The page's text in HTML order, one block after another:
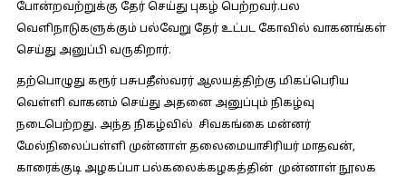
போன்றவற்றுக்கு தேர் செய்து புகழ் பெற்றவர்.பல
வெளிநாடுகளுக்கும் பல்வேறு தேர் உட்பட கோவில் வாகனங்கள்
செய்து அனுப்பி வருகிறார்.
தற்பொழுது கரூர் பசுபதீஸ்வரர் ஆலயத்திற்கு மிகப்பெரிய
வெள்ளி வாகனம் செய்து அதனை அனுப்பும் நிகழ்வு
நடைபெற்றது. அந்த நிகழ்வில் சிவகங்கை மன்னர்
மேல்நிலைப்பள்ளி முன்னாள் தலைமையாசிரியர் மாதவன்,
காரைக்குடி அழகப்பா பல்கலைக்கழகத்தின் முன்னாள் நூலக